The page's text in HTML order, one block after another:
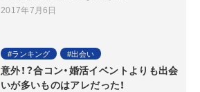
2017年7月6日
ランキング 出会い
意外！？合コン・婚活イベントよりも出会
いが多いものはアレだった！